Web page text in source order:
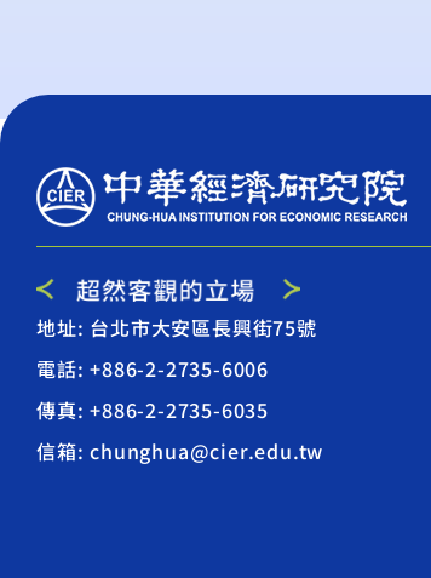
地址: 台北市大安區長興街75號
電話: +886-2-2735-6006
傳真: +886-2-2735-6035
信箱: chunghua@cier.edu.tw